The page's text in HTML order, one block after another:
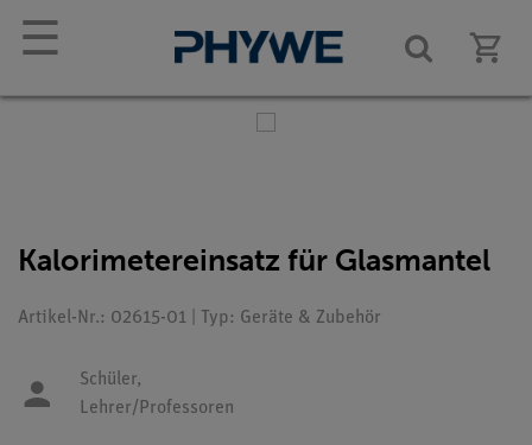
☰
Kalorimetereinsatz für Glasmantel
Artikel-Nr.: 02615-01 | Typ: Geräte & Zubehör
Schüler,
Lehrer/Professoren